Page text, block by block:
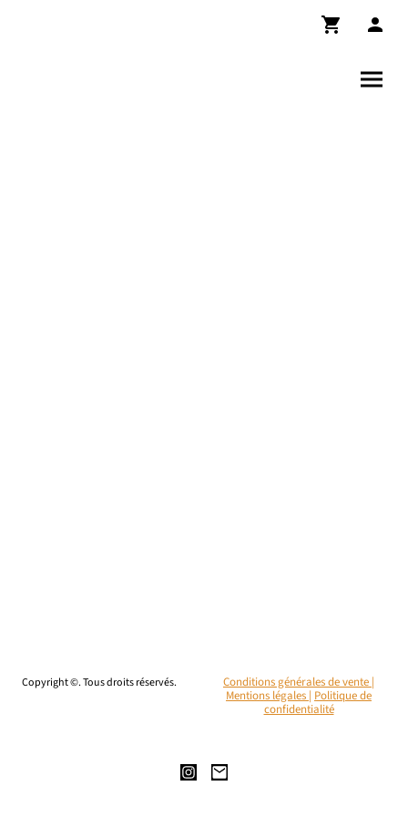
Copyright ©. Tous droits réservés.
Conditions générales de vente |
Mentions légales | Politique de
confidentialité